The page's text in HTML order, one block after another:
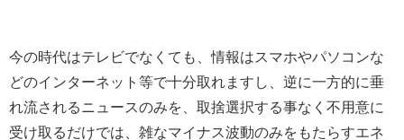
今の時代はテレビでなくても、情報はスマホやパソコンな
どのインターネット等で十分取れますし、逆に一方的に垂
れ流されるニュースのみを、取捨選択する事なく不用意に
受け取るだけでは、雑なマイナス波動のみをもたらすエネ